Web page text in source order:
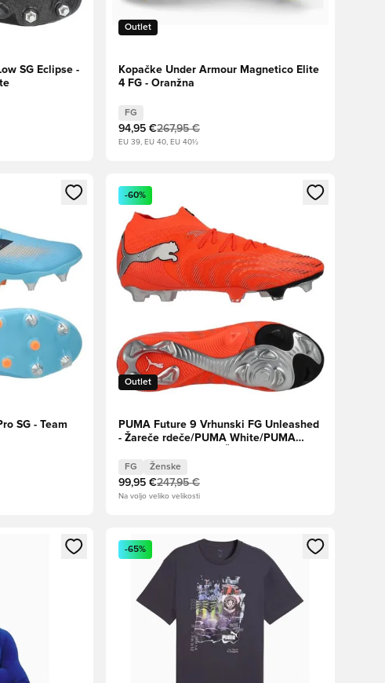
SG Eclipse -
Outlet
Kopačke Under Armour Magnetico Elite
4 FG - Oranžna
FG
94,95 €267,95 €
EU 39, EU 40, EU 40½
vpis kot član
SG - Team
Odpre Modal za prijavo ali vpis kot član
Outlet
-60%
PUMA Future 9 Vrhunski FG Unleashed
- Žareče rdeče/PUMA White/PUMA
FG Ženske
99,95 €247,95 €
Na voljo veliko velikosti
vpis kot član Odpre Modal za prijavo ali vpis kot član
-65%